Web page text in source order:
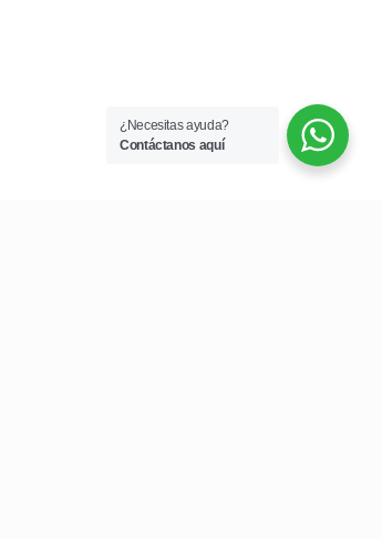
¿Necesitas ayuda?
Contáctanos aquí